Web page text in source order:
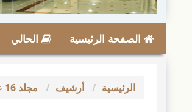
الجانبي
الصفحة الرئيسية الحالي
الرئيسية أرشيف مجلد 16 عدد أكتوبر (2023): مجلة الدراسات الفقهية والقانونية